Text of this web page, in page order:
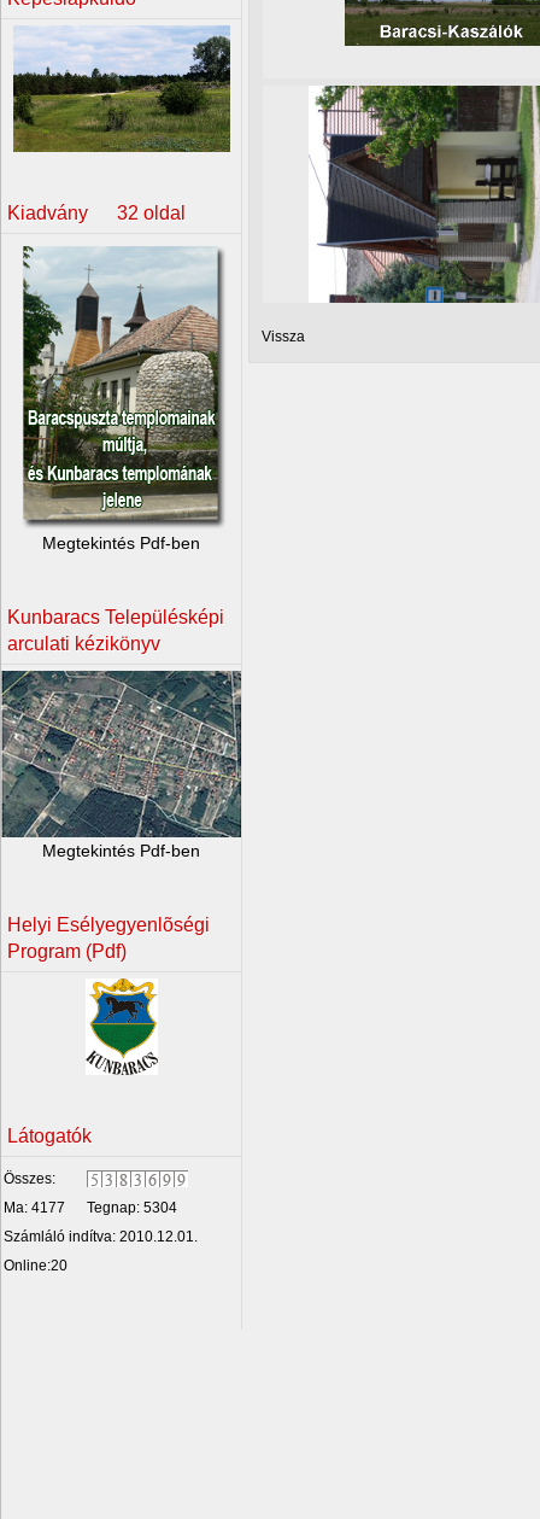
Kiadvány 32 oldal
Megtekintés Pdf-ben
Kunbaracs Településképi
arculati kézikönyv
Megtekintés Pdf-ben
Helyi Esélyegyenlõségi
Program (Pdf)
Látogatók
Összes:
Ma: 4177
Tegnap: 5304
Számláló indítva: 2010.12.01.
Online:20
Vissza